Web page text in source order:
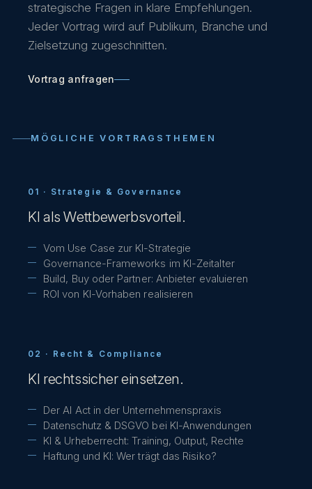
strategische Fragen in klare Empfehlungen.
Jeder Vortrag wird auf Publikum, Branche und
Zielsetzung zugeschnitten.
Vortrag anfragen
MÖGLICHE VORTRAGSTHEMEN
01 · Strategie & Governance
KI als Wettbewerbsvorteil.
Vom Use Case zur KI-Strategie
Governance-Frameworks im KI-Zeitalter
Build, Buy oder Partner: Anbieter evaluieren
ROI von KI-Vorhaben realisieren
02 · Recht & Compliance
KI rechtssicher einsetzen.
Der AI Act in der Unternehmenspraxis
Datenschutz & DSGVO bei KI-Anwendungen
KI & Urheberrecht: Training, Output, Rechte
Haftung und KI: Wer trägt das Risiko?